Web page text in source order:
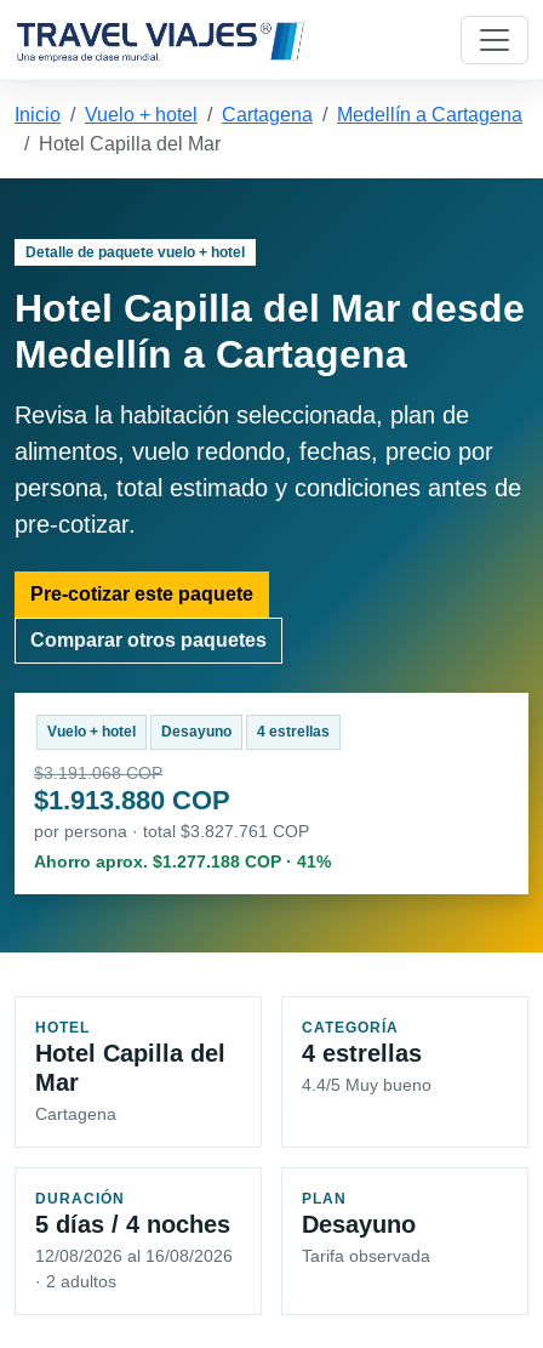
Inicio Vuelo + hotel Cartagena
Medellín a Cartagena
Hotel Capilla del Mar
Detalle de paquete vuelo + hotel
Hotel Capilla del Mar desde
Medellín a Cartagena
Revisa la habitación seleccionada, plan de
alimentos, vuelo redondo, fechas, precio por
persona, total estimado y condiciones antes de
pre-cotizar.
Pre-cotizar este paquete
Comparar otros paquetes
Vuelo + hotel Desayuno 4 estrellas
$3.191.068 COP
$1.913.880 COP
por persona · total $3.827.761 COP
Ahorro aprox. $1.277.188 COP · 41%
HOTEL
Hotel Capilla del
Mar
Cartagena
CATEGORÍA
4 estrellas
4.4/5 Muy bueno
DURACIÓN
5 días / 4 noches
12/08/2026 al 16/08/2026
· 2 adultos
PLAN
Desayuno
Tarifa observada